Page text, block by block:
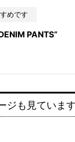
めです
PANTS”
も見ています